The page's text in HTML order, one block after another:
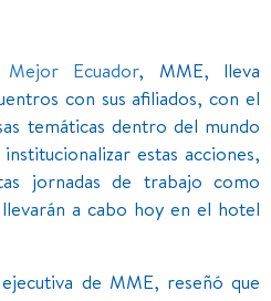
Ecuador, MME, lleva
con sus afiliados, con el
temáticas dentro del mundo
estas acciones,
jornadas de trabajo como
a cabo hoy en el hotel
de MME, reseñó que